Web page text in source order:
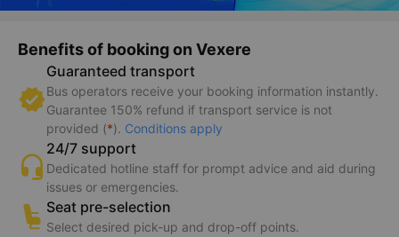
Benefits of booking on Vexere
Guaranteed transport
Bus operators receive your booking information instantly.
Guarantee 150% refund if transport service is not
provided (*). Conditions apply
24/7 support
Dedicated hotline staff for prompt advice and aid during
issues or emergencies.
Seat pre-selection
Select desired pick-up and drop-off points.